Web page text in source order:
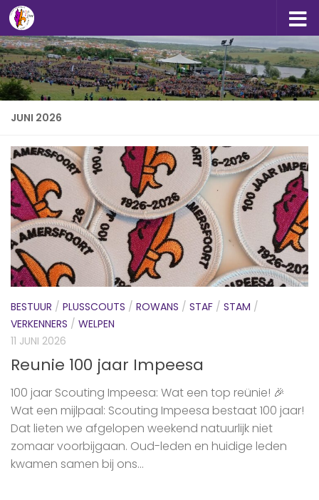
Doorgaan naar inhoud
JUNI 2026
BESTUUR / PLUSSCOUTS / ROWANS / STAF / STAM /
VERKENNERS / WELPEN
11 JUNI 2026
Reunie 100 jaar Impeesa
100 jaar Scouting Impeesa: Wat een top reünie! 🎉
Wat een mijlpaal: Scouting Impeesa bestaat 100 jaar!
Dat lieten we afgelopen weekend natuurlijk niet
zomaar voorbijgaan. Oud-leden en huidige leden
kwamen samen bij ons...